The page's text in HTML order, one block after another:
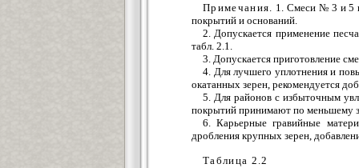
Примечания.
1. Смеси № 3 и 5
покрытий и оснований.
2. Допускается применение
табл. 2.1.
3. Допускается приготовление
4. Для лучшего уплотнения и
окатанных зерен, рекомендуется
5. Для районов с избыточным
покрытий принимают по меньшему
6. Карьерные гравийные
дробления крупных зерен,
Таблица 2.2